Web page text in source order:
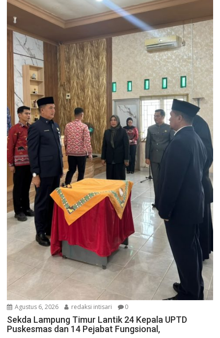
Agustus 6, 2026 redaksi intisari 0
‎Sekda Lampung Timur Lantik 24 Kepala UPTD
Puskesmas dan 14 Pejabat Fungsional,